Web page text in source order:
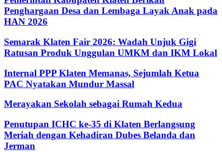
Penghargaan Desa dan Lembaga Layak Anak pada
HAN 2026
Semarak Klaten Fair 2026: Wadah Unjuk Gigi
Ratusan Produk Unggulan UMKM dan IKM Lokal
Internal PPP Klaten Memanas, Sejumlah Ketua
PAC Nyatakan Mundur Massal
Merayakan Sekolah sebagai Rumah Kedua
Penutupan ICHC ke-35 di Klaten Berlangsung
Meriah dengan Kehadiran Dubes Belanda dan
Jerman